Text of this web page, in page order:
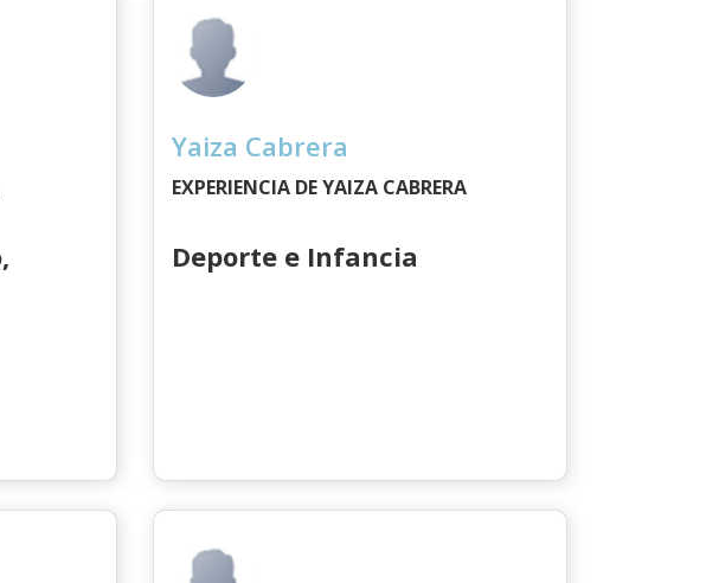
Yaiza Cabrera
EXPERIENCIA DE YAIZA CABRERA
Deporte e Infancia